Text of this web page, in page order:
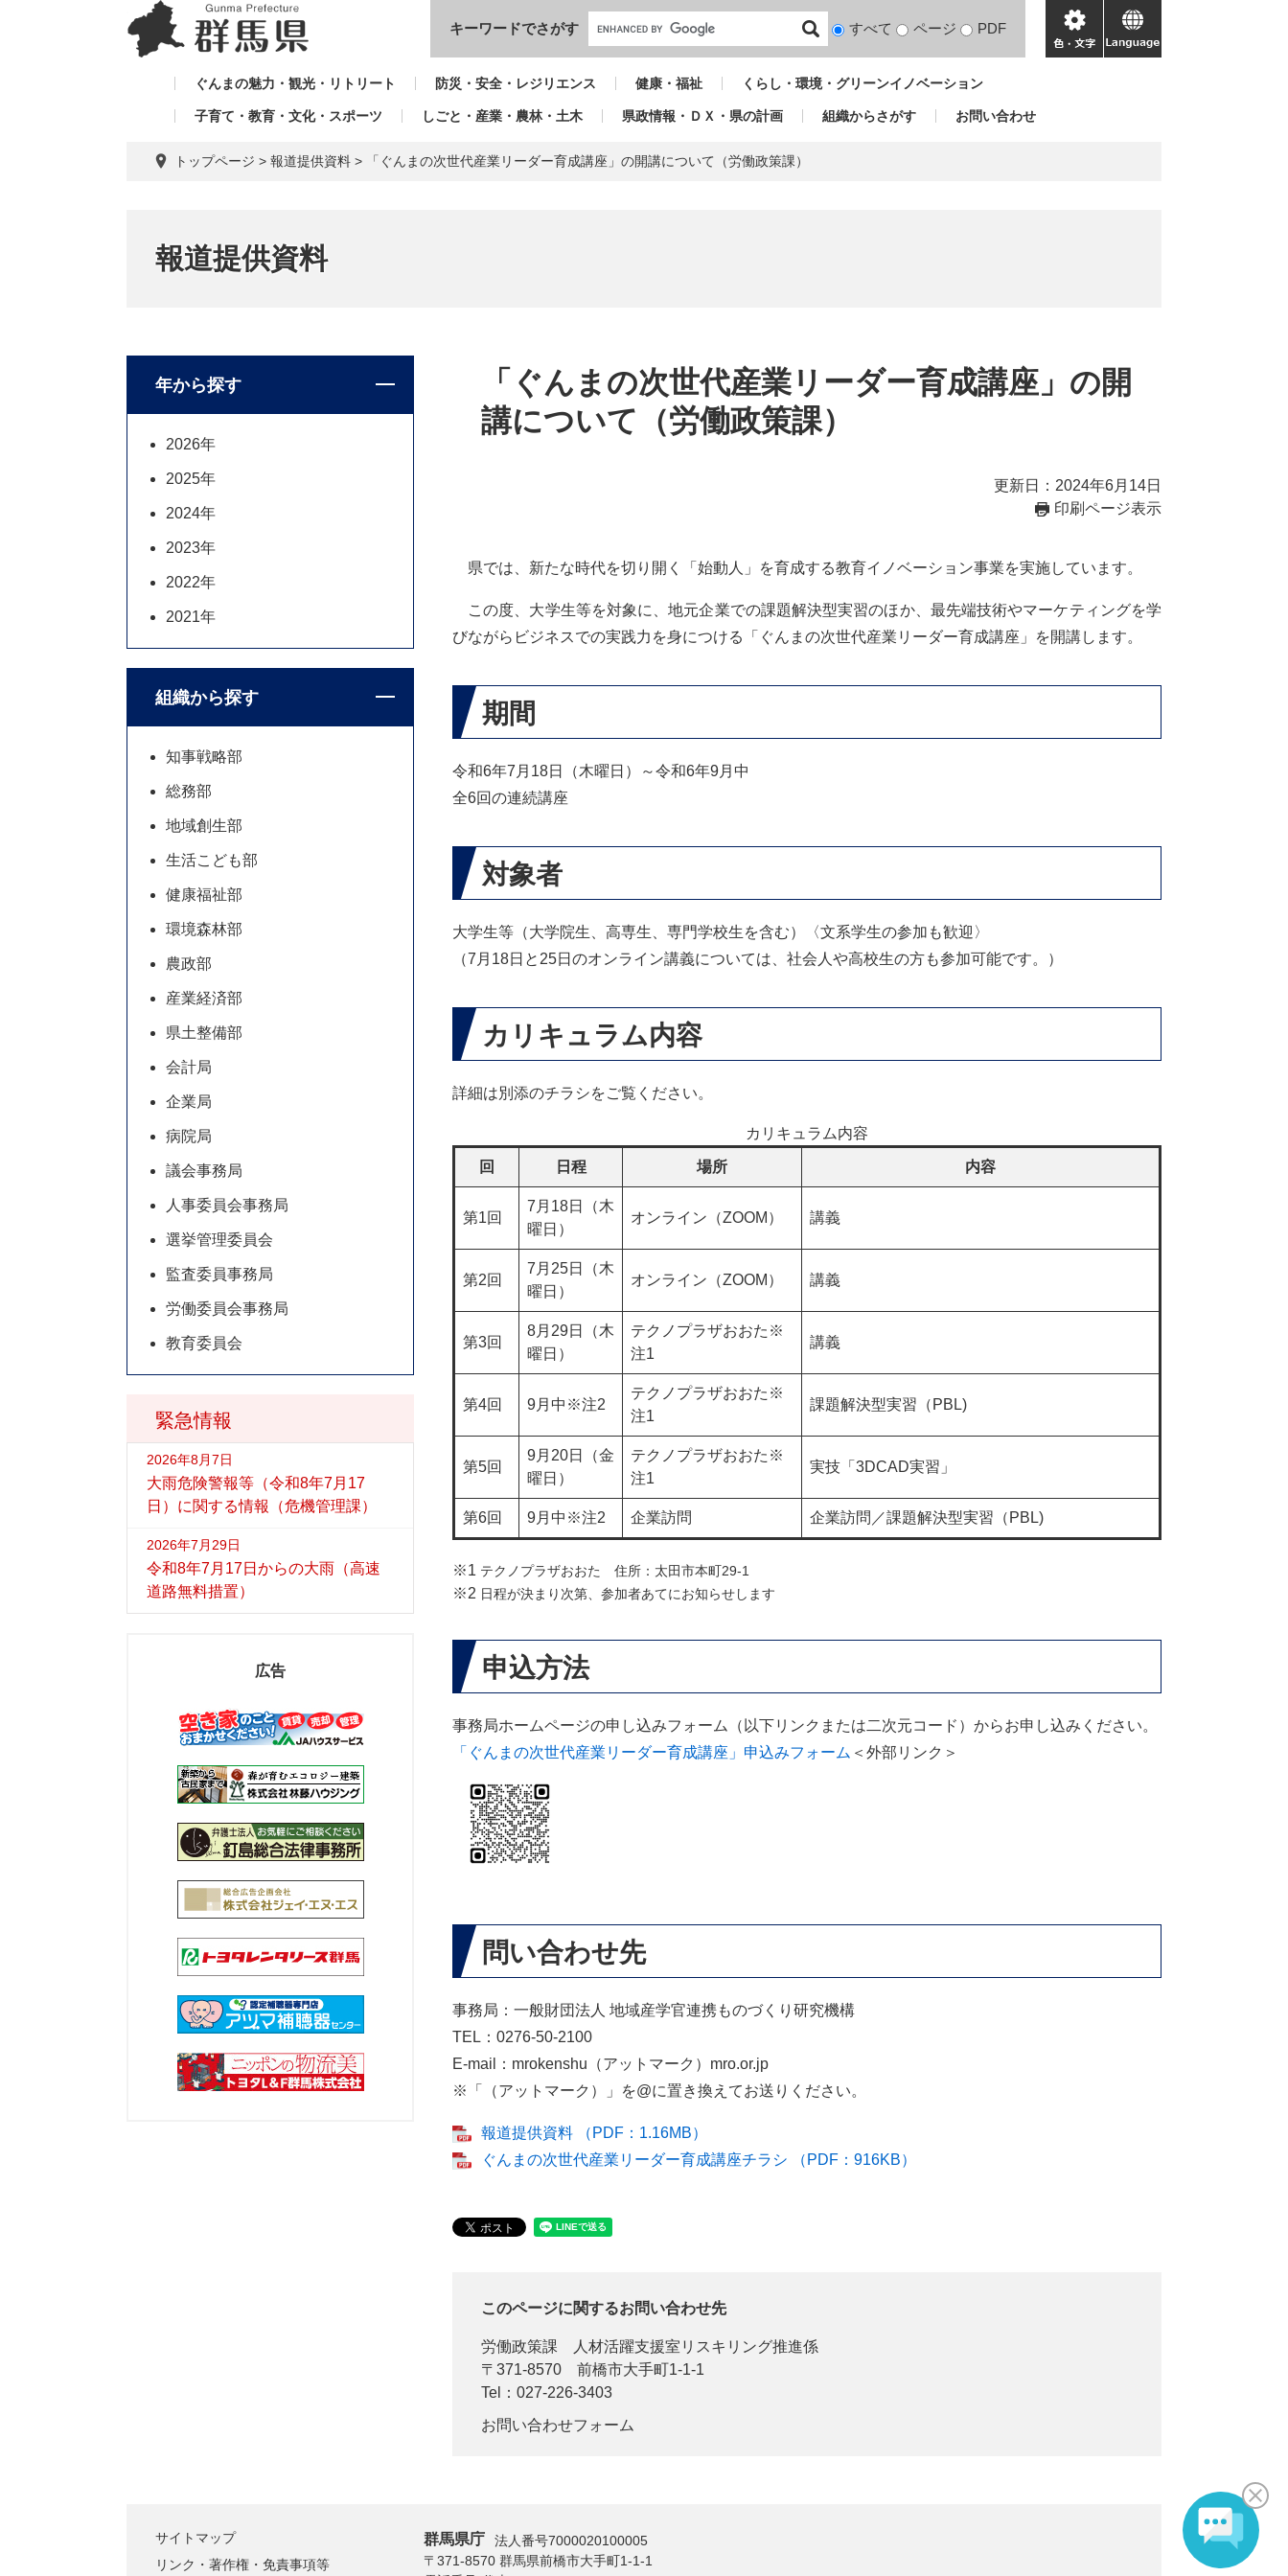
本文へ
キーワードでさがす
検
対
すべて ページ PDF
色・
文
language
ぐんまの魅力・観光・リトリート 防災・安全・レジリエンス 健康・福祉 くらし・環境・グリーンイノベーション
子育て・教育・文化・スポーツ しごと・産業・農林・土木 県政情報・ＤＸ・県の計画 組織からさがす お問い合わせ
トップページ > 報道提供資料 > 「ぐんまの次世代産業リーダー育成講座」の開講について（労働政策課）
報道提供資料
「ぐんまの次世代産業リーダー育成講座」の開
講について（労働政策課）
更新日：2024年6月14日
印刷ページ表示
県では、新たな時代を切り開く「始動人」を育成する教育イノベーション事業を実施しています。
この度、大学生等を対象に、地元企業での課題解決型実習のほか、最先端技術やマーケティングを学
びながらビジネスでの実践力を身につける「ぐんまの次世代産業リーダー育成講座」を開講します。
期間
令和6年7月18日（木曜日）～令和6年9月中
全6回の連続講座
対象者
大学生等（大学院生、高専生、専門学校生を含む）〈文系学生の参加も歓迎〉
（7月18日と25日のオンライン講義については、社会人や高校生の方も参加可能です。）
カリキュラム内容
詳細は別添のチラシをご覧ください。
カリキュラム内容
回 日程 場所 内容
第1回
7月18日（木
曜日）
オンライン（ZOOM） 講義
第2回
7月25日（木
曜日）
オンライン（ZOOM） 講義
第3回
8月29日（木
曜日）
テクノプラザおおた※
注1
講義
第4回 9月中※注2​
テクノプラザおおた※
注1
課題解決型実習（PBL)
第5回
9月20日（金
曜日）
テクノプラザおおた※
注1
実技「3DCAD実習」
第6回 9月中※注2​ 企業訪問 企業訪問／課題解決型実習（PBL)
※1 テクノプラザおおた 住所：太田市本町29-1
※2 日程が決まり次第、参加者あてにお知らせします
申込方法
事務局ホームページの申し込みフォーム（以下リンクまたは二次元コード）からお申し込みください。
「ぐんまの次世代産業リーダー育成講座」申込みフォーム ＜外部リンク＞
問い合わせ先
事務局：一般財団法人 地域産学官連携ものづくり研究機構
TEL：0276-50-2100
E-mail：mrokenshu（アットマーク）mro.or.jp
※「（アットマーク）」を@に置き換えてお送りください。​
報道提供資料 （PDF：1.16MB）
ぐんまの次世代産業リーダー育成講座チラシ （PDF：916KB）
このページに関するお問い合わせ先
労働政策課
人材活躍支援室リスキリング推進係
〒371-8570
前橋市大手町1-1-1
Tel：027-226-3403
お問い合わせフォーム
緊急情報
2026年8月7日
大雨危険警報等（令和8年7月17
日）に関する情報（危機管理課）
2026年7月29日
令和8年7月17日からの大雨（高速
道路無料措置）
年から探す
2026年
2025年
2024年
2023年
2022年
2021年
組織から探す
知事戦略部
総務部
地域創生部
生活こども部
健康福祉部
環境森林部
農政部
産業経済部
県土整備部
会計局
企業局
病院局
議会事務局
人事委員会事務局
選挙管理委員会
監査委員事務局
労働委員会事務局
教育委員会
広告
サイトマップ
リンク・著作権・免責事項等
群馬県庁
法人番号7000020100005
〒371-8570 群馬県前橋市大手町1-1-1